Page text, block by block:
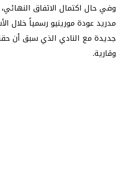
وفي حال اكتمال الاتفاق
مدريد عودة مورينيو رسمياً خلال
جديدة مع النادي الذي سبق أن
وقارية.